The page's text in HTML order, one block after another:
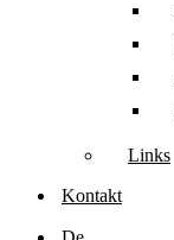
Links
Kontakt